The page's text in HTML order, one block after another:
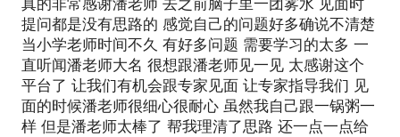
真的非常感谢潘老师 去之前脑子里一团雾水 见面时
提问都是没有思路的 感觉自己的问题好多确说不清楚
当小学老师时间不久 有好多问题 需要学习的太多 一
直听闻潘老师大名 很想跟潘老师见一见 太感谢这个
平台了 让我们有机会跟专家见面 让专家指导我们 见
面的时候潘老师很细心很耐心 虽然我自己跟一锅粥一
样 但是潘老师太棒了 帮我理清了思路 还一点一点给